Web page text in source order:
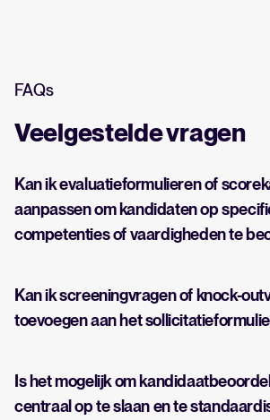
FAQs
Veelgestelde vragen
Kan ik evaluatieformulieren of
aanpassen om kandidaten op
competenties of vaardigheden te
Kan ik screeningvragen of knock-
toevoegen aan het
Is het mogelijk om
centraal op te slaan en te